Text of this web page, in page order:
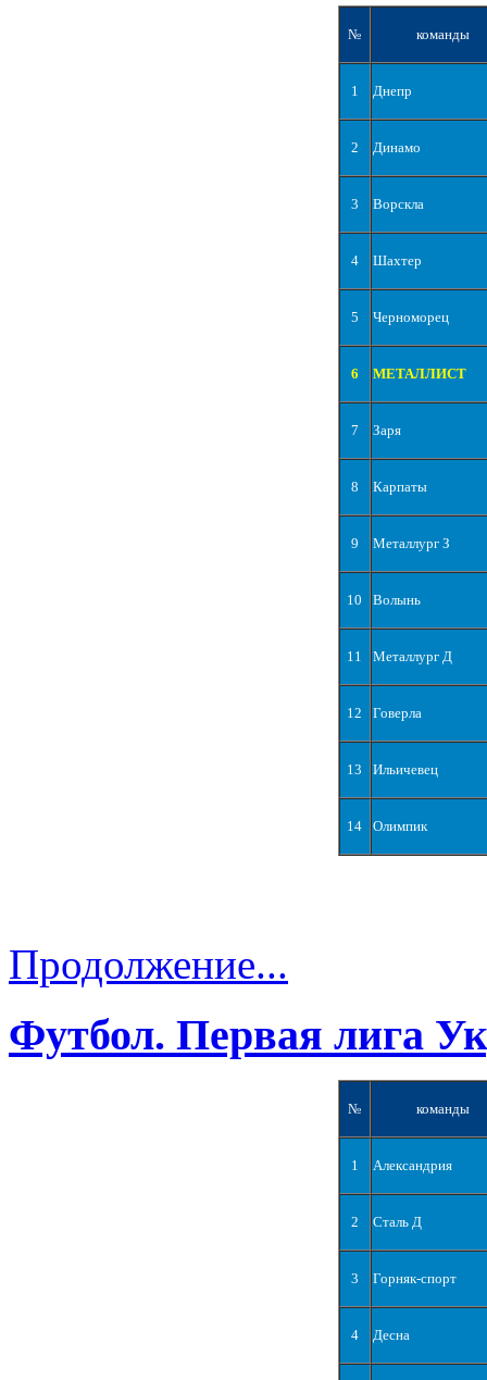
№ команды
1 Днепр
2 Динамо
3 Ворскла
4 Шахтер
5 Черноморец
6 МЕТАЛЛИСТ
7 Заря
8 Карпаты
9 Металлург З
10 Волынь
11 Металлург Д
12 Говерла
13 Ильичевец
14 Олимпик
Продолжение...
Футбол. Первая лига
№ команды
1 Александрия
2 Сталь Д
3 Горняк-спорт
4 Десна